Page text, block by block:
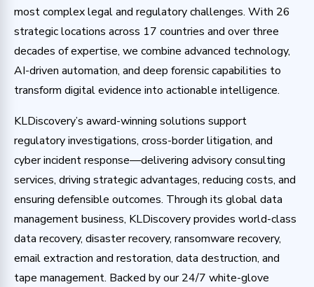
most complex legal and regulatory challenges. With 26
strategic locations across 17 countries and over three
decades of expertise, we combine advanced technology,
AI-driven automation, and deep forensic capabilities to
transform digital evidence into actionable intelligence.
KLDiscovery’s award-winning solutions support
regulatory investigations, cross-border litigation, and
cyber incident response—delivering advisory consulting
services, driving strategic advantages, reducing costs, and
ensuring defensible outcomes. Through its global data
management business, KLDiscovery provides world-class
data recovery, disaster recovery, ransomware recovery,
email extraction and restoration, data destruction, and
tape management. Backed by our 24/7 white-glove